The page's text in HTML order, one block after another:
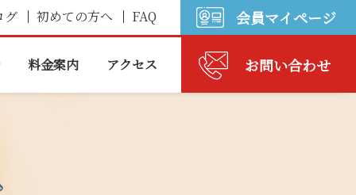
グ 初めての方へ FAQ 会員マイページ
料金案内 アクセス お問い合わせ